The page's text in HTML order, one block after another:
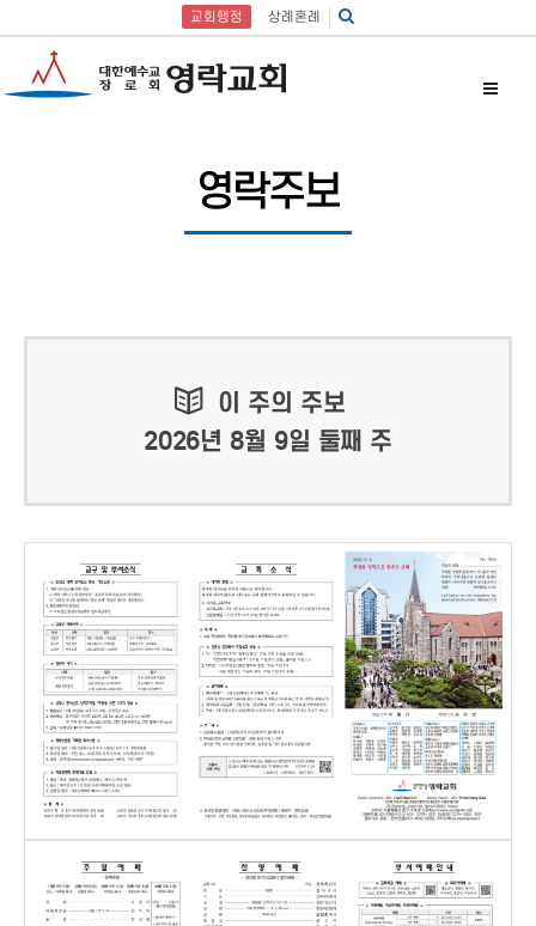
교회행정 상례혼례
영락주보
이 주의 주보
2026년 8월 9일 둘째 주